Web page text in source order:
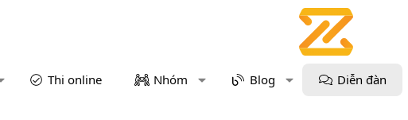
Thi online Nhóm Blog Diễn đàn